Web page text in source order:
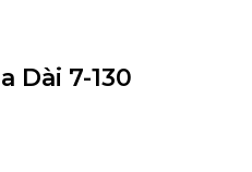
Dài 7-130